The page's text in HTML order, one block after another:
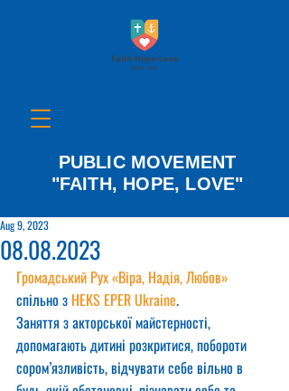
PUBLIC MOVEMENT
"FAITH, HOPE, LOVE"
08.08.2023
Aug 9, 2023
Громадський Рух «Віра, Надія, Любов»
спільно з HEKS EPER Ukraine.
Заняття з акторської майстерності,
допомагають дитині розкритися, побороти
сором’язливість, відчувати себе вільно в